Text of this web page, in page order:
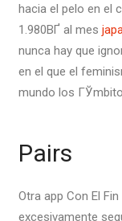
hacia el pelo en el
1.980ВҐ al mes
nunca hay que
en el que el
mundo los
Pairs
Otra app Con El
excesivamente